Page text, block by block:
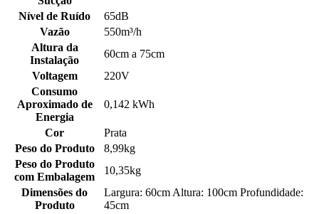
Nível de Ruído
65dB
Vazão
550m³/h
Altura da
Instalação
60cm a 75cm
Voltagem
220V
Consumo
Aproximado de
Energia
0,142 kWh
Cor
Prata
Peso do Produto
8,99kg
Peso do Produto
com Embalagem
10,35kg
Dimensões do
Produto
Largura: 60cm Altura: 100cm Profundidade:
45cm